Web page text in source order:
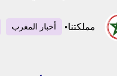
مملكتنا• أخبار المغرب